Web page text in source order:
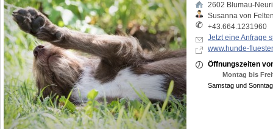
2602 Blumau-
Susanna von
+43.664.1231960
Jetzt eine Anfrage
www.hunde-
Öffnungszeiten
Montag bis
Samstag und